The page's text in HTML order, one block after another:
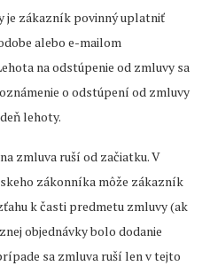
je zákazník povinný uplatniť
alebo e-mailom
na odstúpenie od zmluvy sa
o odstúpení od zmluvy
lehoty.
zmluva ruší od začiatku. V
zákonníka môže zákazník
k časti predmetu zmluvy (ak
objednávky bolo dodanie
sa zmluva ruší len v tejto